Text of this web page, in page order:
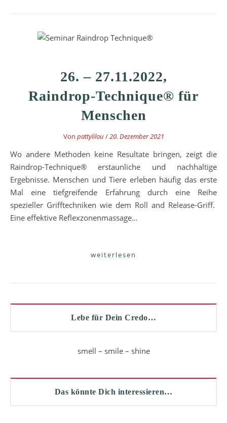
26. – 27.11.2022,
Raindrop-Technique® für
Menschen
Von pattylilou /20. Dezember 2021
Wo andere Methoden keine Resultate bringen, zeigt die
Raindrop-Technique® erstaunliche und nachhaltige
Ergebnisse. Menschen und Tiere erleben häufig das erste
Mal eine tiefgreifende Erfahrung durch eine Reihe
spezieller Grifftechniken wie dem Roll and Release-Griff.
Eine effektive Reflexzonenmassage…
weiterlesen
Lebe für Dein Credo…
smell – smile – shine
Das könnte Dich interessieren…